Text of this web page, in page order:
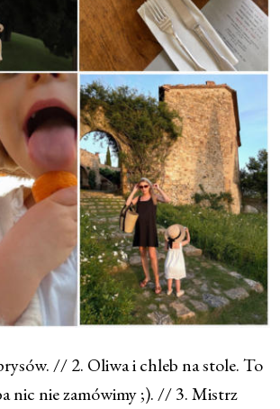
// 2. Oliwa i chleb na stole. To
nic nie zamówimy ;). // 3. Mistrz